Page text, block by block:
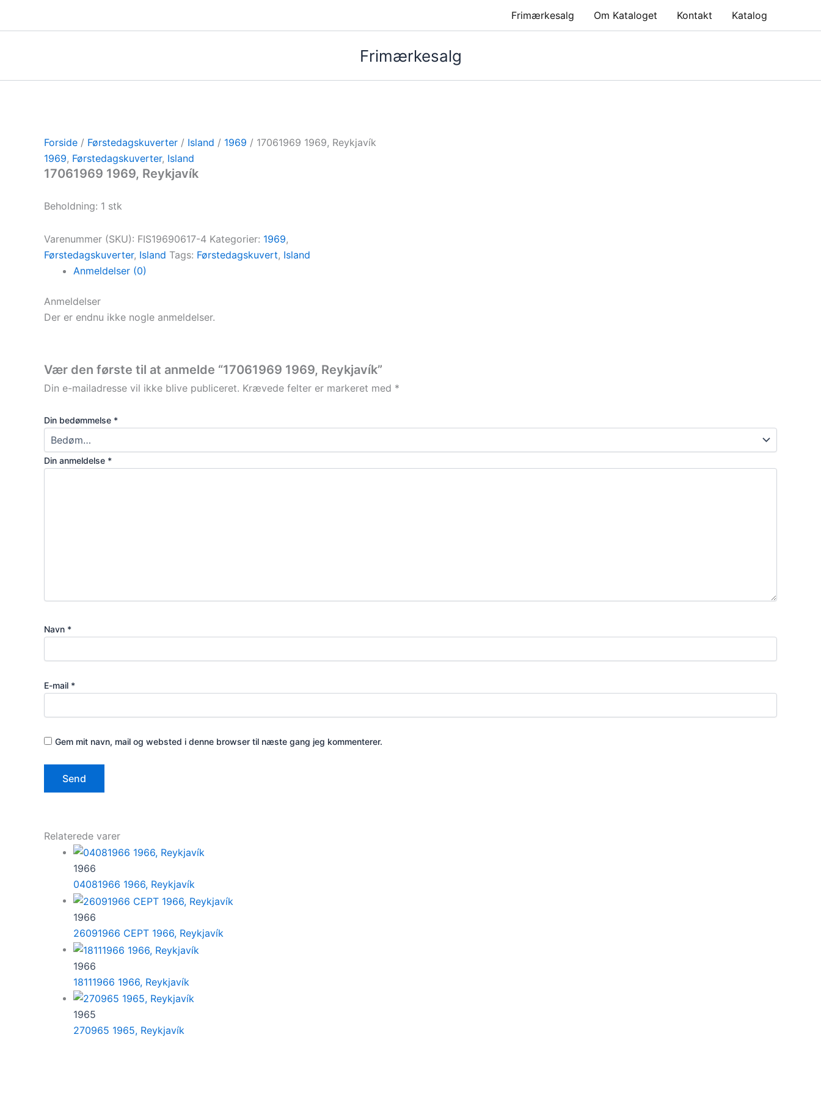
Frimærkesalg Om Kataloget Kontakt Katalog
Frimærkesalg
Forside / Førstedagskuverter / Island / 1969 / 17061969 1969, Reykjavík
1969, Førstedagskuverter, Island
17061969 1969, Reykjavík
Beholdning: 1 stk
Varenummer (SKU): FIS19690617-4 Kategorier: 1969,
Førstedagskuverter, Island Tags: Førstedagskuvert, Island
Anmeldelser (0)
Anmeldelser
Der er endnu ikke nogle anmeldelser.
Vær den første til at anmelde “17061969 1969, Reykjavík”
Din e-mailadresse vil ikke blive publiceret. Krævede felter er markeret med *
Din bedømmelse *
Din anmeldelse *
Navn *
E-mail *
Gem mit navn, mail og websted i denne browser til næste gang jeg kommenterer.
Relaterede varer
1966
04081966 1966, Reykjavík
1966
26091966 CEPT 1966, Reykjavík
1966
18111966 1966, Reykjavík
1965
270965 1965, Reykjavík